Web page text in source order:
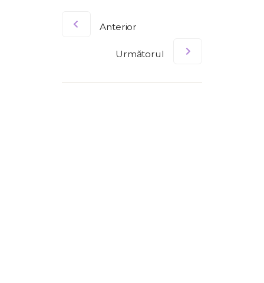
Anterior
Următorul